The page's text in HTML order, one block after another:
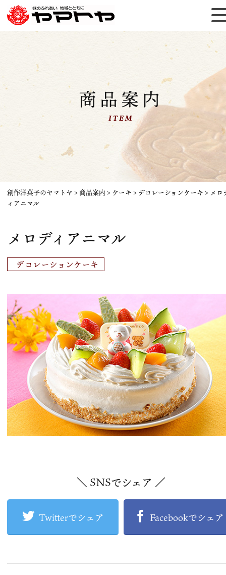
商品案内
ITEM
創作洋菓子のヤマトヤ >商品案内 > ケーキ > デコレーションケーキ > メロ
ィアニマル
メロディアニマル
デコレーションケーキ
＼ SNSでシェア ／
Twitterでシェア Facebookでシェア